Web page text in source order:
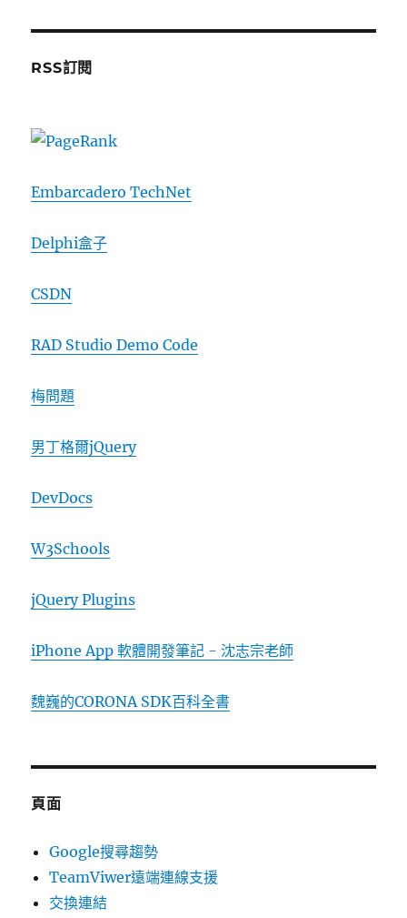
RSS訂閱
Embarcadero TechNet
Delphi盒子
CSDN
RAD Studio Demo Code
梅問題
男丁格爾jQuery
DevDocs
W3Schools
jQuery Plugins
iPhone App 軟體開發筆記 - 沈志宗老師
魏巍的CORONA SDK百科全書
頁面
Google搜尋趨勢
TeamViwer遠端連線支援
交換連結